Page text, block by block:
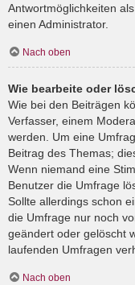
Antwortmöglichkeiten
einen Administrator.
Nach oben
Wie bearbeite oder
Wie bei den Beiträgen
Verfasser, einem
werden. Um eine
Beitrag des Themas;
Wenn niemand eine
Benutzer die Umfrage
Sollte allerdings schon
die Umfrage nur noch
geändert oder gelöscht
laufenden Umfragen
Nach oben